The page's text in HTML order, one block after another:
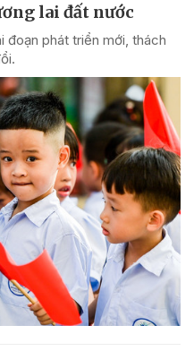
lai đất nước
đoạn phát triển mới, thách